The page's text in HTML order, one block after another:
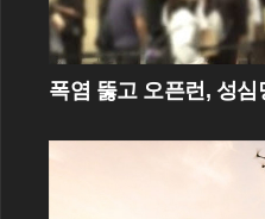
폭염 뚫고 오픈런, 성심